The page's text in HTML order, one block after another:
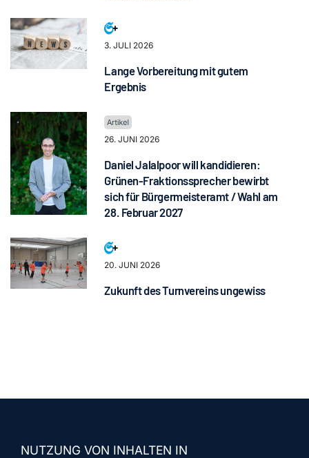
3. JULI 2026
Lange Vorbereitung mit gutem
Ergebnis
26. JUNI 2026
Daniel Jalalpoor will kandidieren:
Grünen-Fraktionssprecher bewirbt
sich für Bürgermeisteramt / Wahl am
28. Februar 2027
20. JUNI 2026
Zukunft des Turnvereins ungewiss
NUTZUNG VON INHALTEN IN